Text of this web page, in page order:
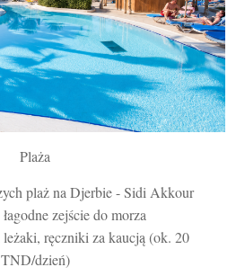
Plaża
plaż na Djerbie - Sidi Akkour
zejście do morza
leżaki, ręczniki za kaucją (ok. 20
TND/dzień)